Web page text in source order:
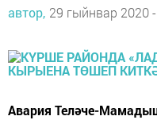
автор, 29 гыйнвар 2020
Авария Теләче-